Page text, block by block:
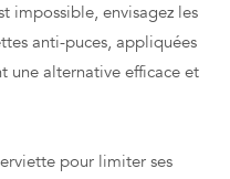
impossible, envisagez les
anti-puces, appliquées
une alternative efficace et
pour limiter ses